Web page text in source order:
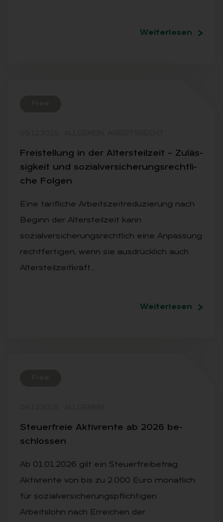
Weiterlesen
Frei­stel­lung in der Al­ters­teil­zeit – Zu­läs­
sig­keit und so­zi­al­ver­si­che­rungs­recht­li­
che Fol­gen
Eine tarifliche Arbeitszeitreduzierung nach
Beginn der Altersteilzeit kann
sozialversicherungsrechtlich eine Anpassung
rechtfertigen, wenn sie ausdrücklich auch
Altersteilzeitkräft…
Weiterlesen
Steu­er­freie Ak­tiv­ren­te ab 2026 be­
schlos­sen
Ab 01.01.2026 gilt ein Steuerfreibetrag
Aktivrente von bis zu 2.000 Euro monatlich
für sozialversicherungspflichtigen
Arbeitslohn nach Erreichen der